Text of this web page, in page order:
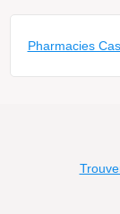
Pharmacies